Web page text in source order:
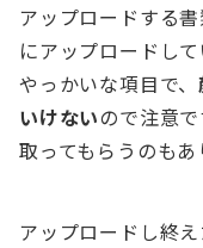
アップロードする
にアップロードし
やっかいな項目で、
いけないので注意
取ってもらうのもあ
アップロードし終